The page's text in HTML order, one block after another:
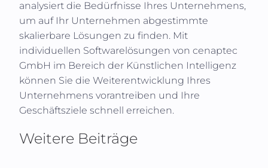
analysiert die Bedürfnisse Ihres Unternehmens,
um auf Ihr Unternehmen abgestimmte
skalierbare Lösungen zu finden. Mit
individuellen Softwarelösungen von cenaptec
GmbH im Bereich der Künstlichen Intelligenz
können Sie die Weiterentwicklung Ihres
Unternehmens vorantreiben und Ihre
Geschäftsziele schnell erreichen.
Weitere Beiträge